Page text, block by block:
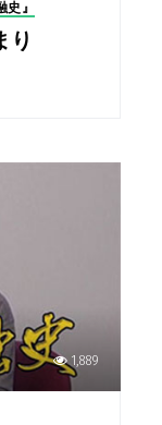
』
り
1,889